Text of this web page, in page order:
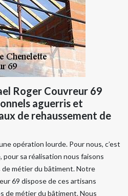
Roger Couvreur 69
aguerris et
de rehaussement de
opération lourde. Pour nous, c’est
sa réalisation nous faisons
métier du bâtiment. Notre
69 dispose de ces artisans
de métier du bâtiment. Nous